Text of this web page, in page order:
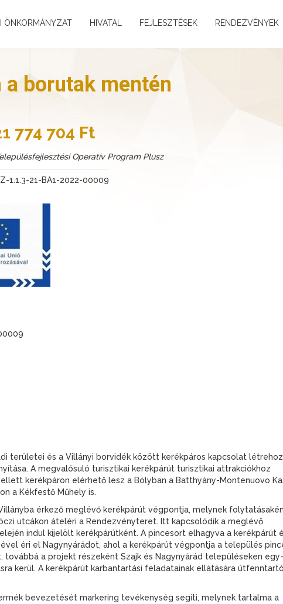
ÖNKORMÁNYZAT HIVATAL FEJLESZTÉSEK RENDEZVÉNYEK
a borutak mentén
774 704 Ft
Operatív Program Plusz
1.1.3-21-BA1-2022-00009
területei és a Villányi borvidék között kerékpáros kapcsolat
A megvalósuló turisztikai kerékpárút turisztikai attrakciókhoz
kerékpáron elérhető lesz a Bólyban a Batthyány-Montenuovo
a Kékfestő Műhely is.
érkező meglévő kerékpárút végpontja, melynek
utcákon áteléri a Rendezvényteret. Itt kapcsolódik a meglévő
indul kijelölt kerékpárútként. A pincesort elhagyva a kerékpárút
éri el Nagynyárádot, ahol a kerékpárút végpontja a település
a projekt részeként Szajk és Nagynyárád településeken
kerül. A kerékpárút karbantartási feladatainak ellátására útfenntartó
bevezetését markering tevékenység segíti, melynek tartalma a